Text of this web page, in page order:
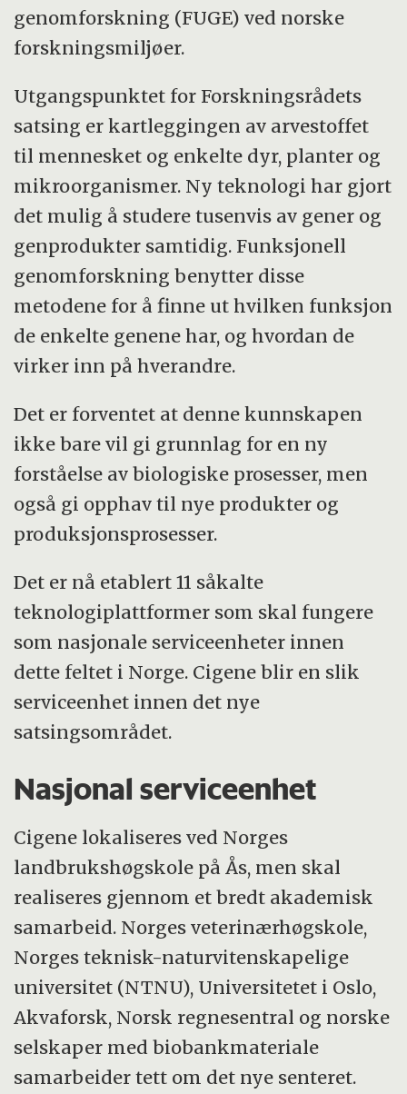
genomforskning (FUGE) ved norske
forskningsmiljøer.
Utgangspunktet for Forskningsrådets
satsing er kartleggingen av arvestoffet
til mennesket og enkelte dyr, planter og
mikroorganismer. Ny teknologi har gjort
det mulig å studere tusenvis av gener og
genprodukter samtidig. Funksjonell
genomforskning benytter disse
metodene for å finne ut hvilken funksjon
de enkelte genene har, og hvordan de
virker inn på hverandre.
Det er forventet at denne kunnskapen
ikke bare vil gi grunnlag for en ny
forståelse av biologiske prosesser, men
også gi opphav til nye produkter og
produksjonsprosesser.
Det er nå etablert 11 såkalte
teknologiplattformer som skal fungere
som nasjonale serviceenheter innen
dette feltet i Norge. Cigene blir en slik
serviceenhet innen det nye
satsingsområdet.
Nasjonal serviceenhet
Cigene lokaliseres ved Norges
landbrukshøgskole på Ås, men skal
realiseres gjennom et bredt akademisk
samarbeid. Norges veterinærhøgskole,
Norges teknisk-naturvitenskapelige
universitet (NTNU), Universitetet i Oslo,
Akvaforsk, Norsk regnesentral og norske
selskaper med biobankmateriale
samarbeider tett om det nye senteret.